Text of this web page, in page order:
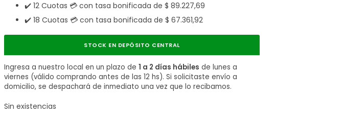
✔️ 12 Cuotas 💳 con tasa bonificada de $ 89.227,69
✔️ 18 Cuotas 💳 con tasa bonificada de $ 67.361,92
STOCK EN DEPÓSITO CENTRAL
Ingresa a nuestro local en un plazo de 1 a 2 días hábiles de lunes a
viernes (válido comprando antes de las 12 hs). Si solicitaste envío a
domicilio, se despachará de inmediato una vez que lo recibamos.
Sin existencias